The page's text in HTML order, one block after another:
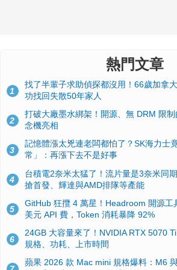
熱門文章
1
找了半輩子求助偵探都沒用！66歲加拿
功找回失散50年家人
2
打破大廠墨水綁架！開源、無 DRM 限
念機亮相
3
記憶體漲太兇連老闆都怕了？SK海力士
常」：再漲下去不是好事
4
台積電2奈米太猛了！流片量是3奈米同
搶首發、輝達與AMD排隊等產能
5
GitHub 狂攬 4 萬星！Headroom 開源工
美元 API 費，Token 消耗暴降 92%
6
24GB 大容量來了！NVIDIA RTX 5070
規格、功耗、上市時間
蘋果 2026 款 Mac mini 規格爆料：M6